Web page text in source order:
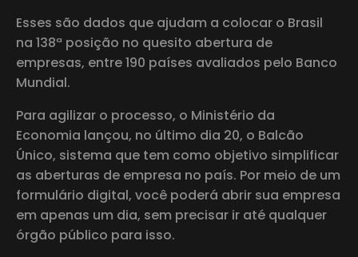
Esses são dados que ajudam a colocar o Brasil
na 138ª posição no quesito abertura de
empresas, entre 190 países avaliados pelo Banco
Mundial.
Para agilizar o processo, o Ministério da
Economia lançou, no último dia 20, o Balcão
Único, sistema que tem como objetivo simplificar
as aberturas de empresa no país. Por meio de um
formulário digital, você poderá abrir sua empresa
em apenas um dia, sem precisar ir até qualquer
órgão público para isso.